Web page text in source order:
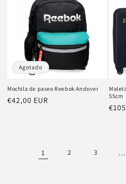
Agotado
Mochila de paseo Reebok Andover
Precio
€42,00 EUR
55cm
1 2 3 …